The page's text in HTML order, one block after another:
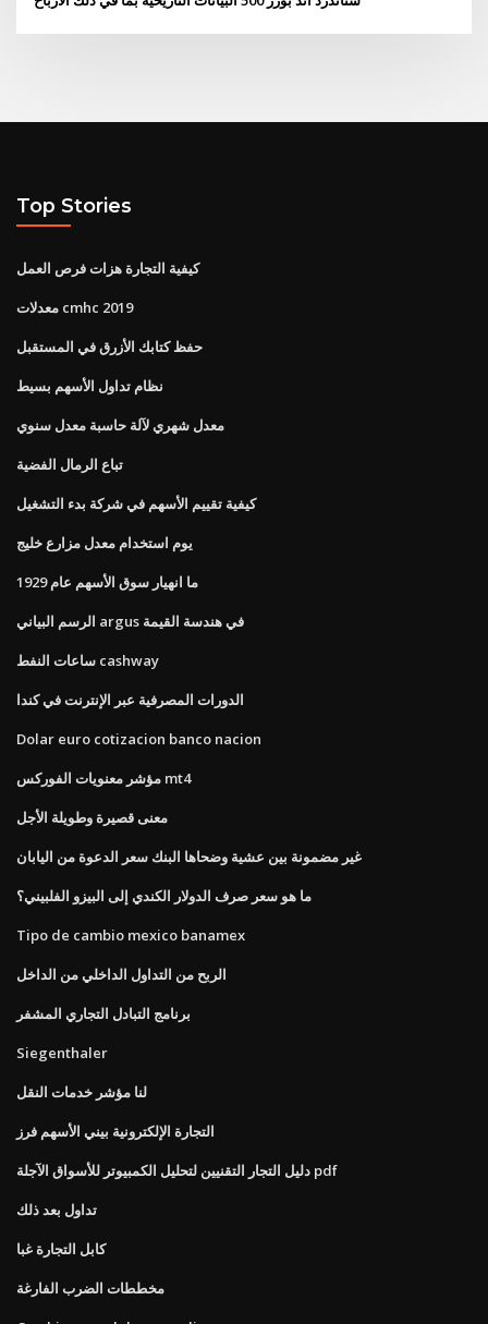
Top Stories
كيفية التجارة هزات فرص العمل
معدلات cmhc 2019
حفظ كتابك الأزرق في المستقبل
نظام تداول الأسهم بسيط
معدل شهري لآلة حاسبة معدل سنوي
تباع الرمال الفضية
كيفية تقييم الأسهم في شركة بدء التشغيل
يوم استخدام معدل مزارع خليج
ما انهيار سوق الأسهم عام 1929
الرسم البياني argus في هندسة القيمة
ساعات النفط cashway
الدورات المصرفية عبر الإنترنت في كندا
Dolar euro cotizacion banco nacion
مؤشر معنويات الفوركس mt4
معنى قصيرة وطويلة الأجل
غير مضمونة بين عشية وضحاها البنك سعر الدعوة من اليابان
ما هو سعر صرف الدولار الكندي إلى البيزو الفلبيني؟
Tipo de cambio mexico banamex
الربح من التداول الداخلي من الداخل
برنامج التبادل التجاري المشفر
Siegenthaler
لنا مؤشر خدمات النقل
التجارة الإلكترونية بيني الأسهم فرز
دليل التجار التقنيين لتحليل الكمبيوتر للأسواق الآجلة pdf
تداول بعد ذلك
كابل التجارة غبا
مخططات الضرب الفارغة